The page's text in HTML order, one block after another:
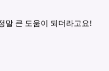
말 큰 도움이 되더라고요!